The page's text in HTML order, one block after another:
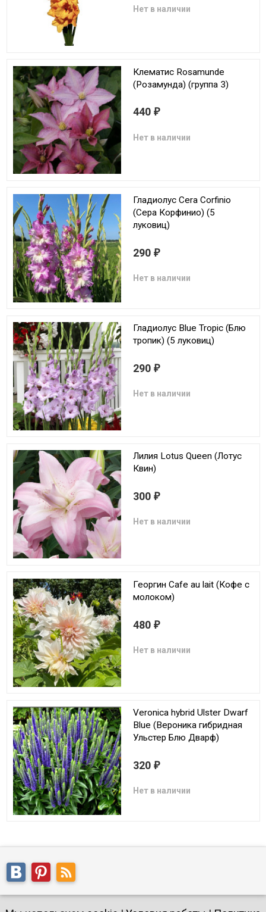
Нет в наличии
Клематис Rosamunde
(Розамунда) (группа 3)
440 ₽
Нет в наличии
Гладиолус Cera Corfinio
(Сера Корфинио) (5
луковиц)
290 ₽
Нет в наличии
Гладиолус Blue Tropic (Блю
тропик) (5 луковиц)
290 ₽
Нет в наличии
Лилия Lotus Queen (Лотус
Квин)
300 ₽
Нет в наличии
Георгин Cafe au lait (Кофе с
молоком)
480 ₽
Нет в наличии
Veronica hybrid Ulster Dwarf
Blue (Вероника гибридная
Ульстер Блю Дварф)
320 ₽
Нет в наличии